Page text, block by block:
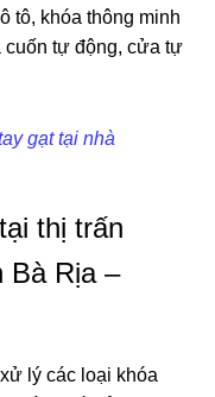
tô, khóa thông minh
cuốn tự động, cửa tự
gạt tại nhà
thị trấn
Rịa –
lý các loại khóa